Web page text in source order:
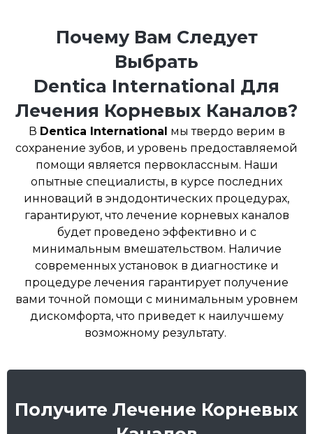
Почему Вам Следует
Выбрать
Dentica International Для
Лечения Корневых Каналов?
В Dentica International мы твердо верим в
сохранение зубов, и уровень предоставляемой
помощи является первоклассным. Наши
опытные специалисты, в курсе последних
инноваций в эндодонтических процедурах,
гарантируют, что лечение корневых каналов
будет проведено эффективно и с
минимальным вмешательством. Наличие
современных установок в диагностике и
процедуре лечения гарантирует получение
вами точной помощи с минимальным уровнем
дискомфорта, что приведет к наилучшему
возможному результату.
Получите Лечение Корневых